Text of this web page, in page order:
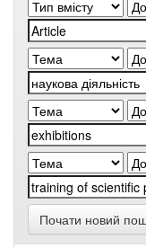
Почати новий